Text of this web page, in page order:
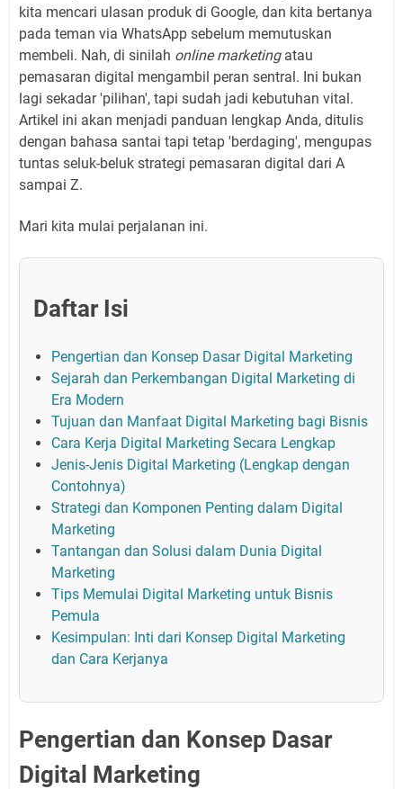
kita mencari ulasan produk di Google, dan kita bertanya
pada teman via WhatsApp sebelum memutuskan
membeli. Nah, di sinilah online marketingatau
pemasaran digital mengambil peran sentral. Ini bukan
lagi sekadar 'pilihan', tapi sudah jadi kebutuhan vital.
Artikel ini akan menjadi panduan lengkap Anda, ditulis
dengan bahasa santai tapi tetap 'berdaging', mengupas
tuntas seluk-beluk strategi pemasaran digital dari A
sampai Z.
Mari kita mulai perjalanan ini.
Daftar Isi
Pengertian dan Konsep Dasar Digital Marketing
Sejarah dan Perkembangan Digital Marketing di
Era Modern
Tujuan dan Manfaat Digital Marketing bagi Bisnis
Cara Kerja Digital Marketing Secara Lengkap
Jenis-Jenis Digital Marketing (Lengkap dengan
Contohnya)
Strategi dan Komponen Penting dalam Digital
Marketing
Tantangan dan Solusi dalam Dunia Digital
Marketing
Tips Memulai Digital Marketing untuk Bisnis
Pemula
Kesimpulan: Inti dari Konsep Digital Marketing
dan Cara Kerjanya
Pengertian dan Konsep Dasar
Digital Marketing